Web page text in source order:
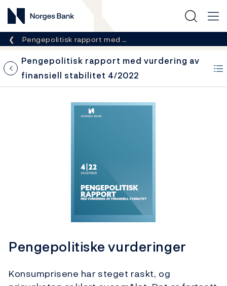
Norges Bank
Her er du nå:
Pengepolitisk rapport med …
Pengepolitisk rapport med vurdering av
finansiell stabilitet 4/2022
Pengepolitiske vurderinger
Konsumprisene har steget raskt, og